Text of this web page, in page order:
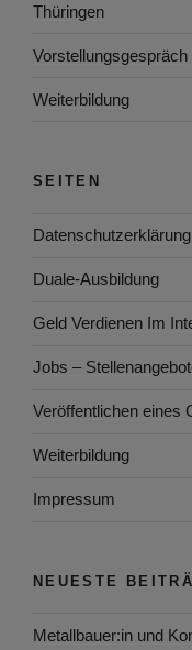
Thüringen
Vorstellungsgespräch
Weiterbildung
SEITEN
Datenschutzerklärung
Duale-Ausbildung
Geld Verdienen Im
Jobs –
Veröffentlichen eines
Weiterbildung
Impressum
NEUESTE
Metallbauer:in und